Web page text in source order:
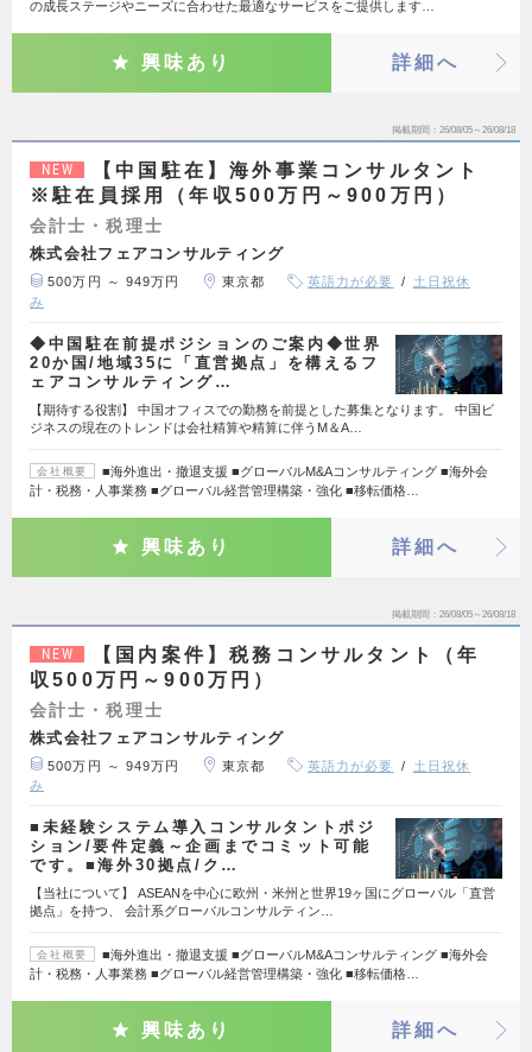
の成長ステージやニーズに合わせた最適なサービスをご提供します…
興味あり 詳細へ
掲載期間 26/08/05～26/08/18
NEW
【中国駐在】海外事業コンサルタント
※駐在員採用（年収500万円～900万円）
会計士・税理士
株式会社フェアコンサルティング
500万円 ～ 949万円 東京都 英語力が必要
土日祝休
み
◆中国駐在前提ポジションのご案内◆世界
20か国/地域35に「直営拠点」を構えるフ
ェアコンサルティング…
【期待する役割】 中国オフィスでの勤務を前提とした募集となります。 中国ビ
ジネスの現在のトレンドは会社精算や精算に伴うM＆A…
会社概要
■海外進出・撤退支援 ■グローバルM&Aコンサルティング ■海外会
計・税務・人事業務 ■グローバル経営管理構築・強化 ■移転価格…
興味あり 詳細へ
掲載期間 26/08/05～26/08/18
NEW
【国内案件】税務コンサルタント（年
収500万円～900万円）
会計士・税理士
株式会社フェアコンサルティング
500万円 ～ 949万円 東京都 英語力が必要
土日祝休
み
■未経験システム導入コンサルタントポジ
ション/要件定義～企画までコミット可能
です。■海外30拠点/ク…
【当社について】 ASEANを中心に欧州・米州と世界19ヶ国にグローバル「直営
拠点」を持つ、 会計系グローバルコンサルティン…
会社概要
■海外進出・撤退支援 ■グローバルM&Aコンサルティング ■海外会
計・税務・人事業務 ■グローバル経営管理構築・強化 ■移転価格…
興味あり 詳細へ